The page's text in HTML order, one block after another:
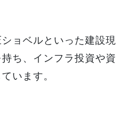
ョベルといった建設現
ち、インフラ投資や資
います。